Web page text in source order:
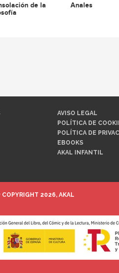
de la
Anales
AVISO LEGAL
POLÍTICA DE
POLÍTICA DE
EBOOKS
AKAL INFANTIL
2026, AKAL